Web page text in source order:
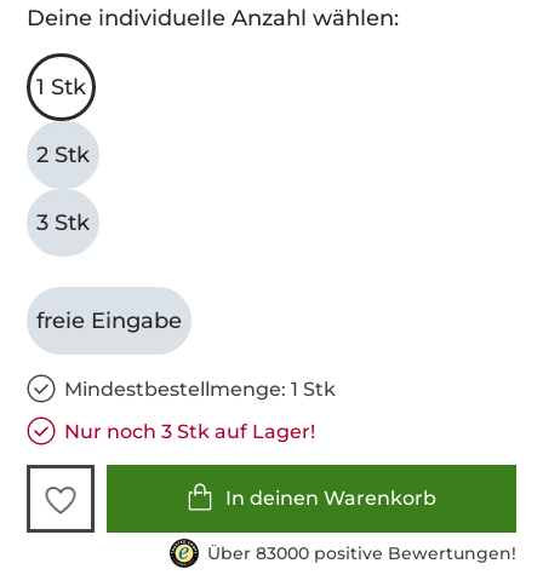
Deine individuelle Anzahl wählen:
1 Stk
2 Stk
3 Stk
freie Eingabe
Mindestbestellmenge: 1 Stk
Nur noch 3 Stk auf Lager!
In deinen Warenkorb
Über 83000 positive Bewertungen!